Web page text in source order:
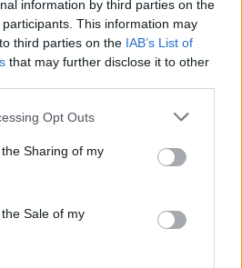
information by third parties on the
participants. This information may
third parties on the IAB’s List of
that may further disclose it to other
Opt Outs
Sharing of my
Sale of my
laivai sezonas